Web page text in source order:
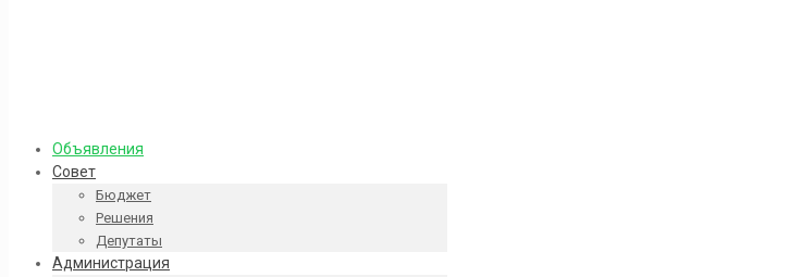
Объявления
Совет
Бюджет
Решения
Депутаты
Администрация